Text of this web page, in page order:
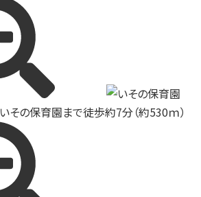
いその保育園まで徒歩約7分（約530ｍ）